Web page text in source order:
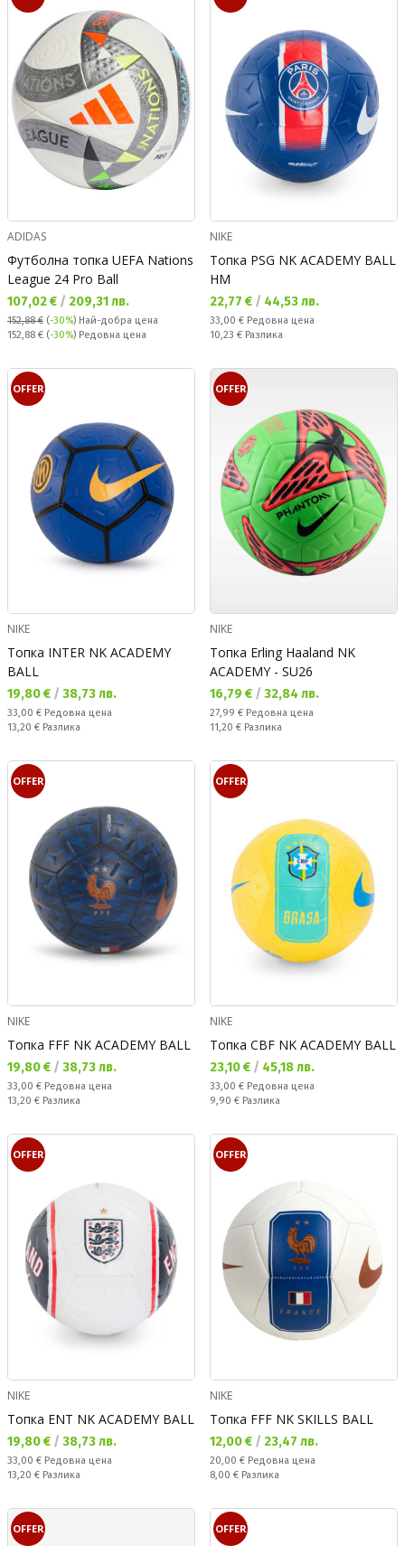
ADIDAS
Футболна топка UEFA Nations
League 24 Pro Ball
Текуща цена:
107,02 € / 209,31 лв.
152,88 € (-30%) Най-добра цена
Редовна цена:
152,88 € (-30%) Редовна цена
NIKE
Топка PSG NK ACADEMY BALL
HM
Текуща цена:
22,77 € / 44,53 лв.
Редовна цена:
33,00 € Редовна цена
Спестявате:
10,23 € Разлика
OFFER
NIKE
Топка INTER NK ACADEMY
BALL
Текуща цена:
19,80 € / 38,73 лв.
Редовна цена:
33,00 € Редовна цена
Спестявате:
13,20 € Разлика
OFFER
NIKE
Топка Erling Haaland NK
ACADEMY - SU26
Текуща цена:
16,79 € / 32,84 лв.
Редовна цена:
27,99 € Редовна цена
Спестявате:
11,20 € Разлика
OFFER
NIKE
Топка FFF NK ACADEMY BALL
Текуща цена:
19,80 € / 38,73 лв.
Редовна цена:
33,00 € Редовна цена
Спестявате:
13,20 € Разлика
OFFER
NIKE
Топка CBF NK ACADEMY BALL
Текуща цена:
23,10 € / 45,18 лв.
Редовна цена:
33,00 € Редовна цена
Спестявате:
9,90 € Разлика
OFFER
NIKE
Топка ENT NK ACADEMY BALL
Текуща цена:
19,80 € / 38,73 лв.
Редовна цена:
33,00 € Редовна цена
Спестявате:
13,20 € Разлика
OFFER
NIKE
Топка FFF NK SKILLS BALL
Текуща цена:
12,00 € / 23,47 лв.
Редовна цена:
20,00 € Редовна цена
Спестявате:
8,00 € Разлика
OFFER OFFER